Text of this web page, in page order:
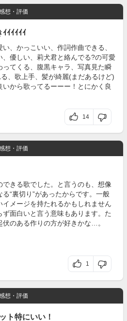
想・評価
ｲｲｲｲｲ
、かっこいい、作詞作曲できる、
優しい、莉犬君と絡んでる?の可愛
ってくる、腹黒キャラ、写真見た瞬
、歌上手、髪が綺麗(まだあるけど)
から歌ってるーーー！とにかく良
14
想・評価
きる歌でした。と言うのも、想像
“裏切り”があったからです。一般
メージを持たれるかもしれません
面白いと言う意味もあります。た
のある作りの方が好きかな…。
1
想・評価
ト特にいい！